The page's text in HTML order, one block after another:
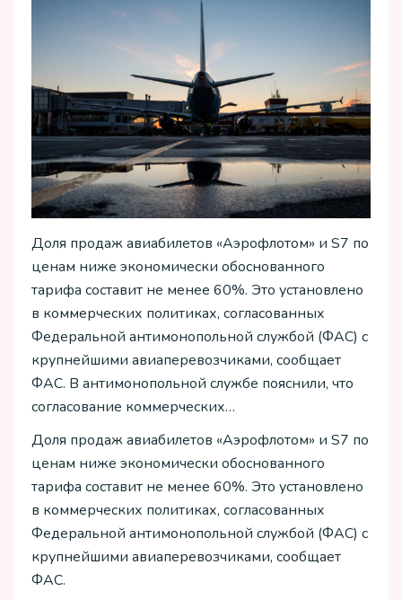
Доля продаж авиабилетов «Аэрофлотом» и S7 по
ценам ниже экономически обоснованного
тарифа составит не менее 60%. Это установлено
в коммерческих политиках, согласованных
Федеральной антимонопольной службой (ФАС) с
крупнейшими авиаперевозчиками, сообщает
ФАС. В антимонопольной службе пояснили, что
согласование коммерческих…
Доля продаж авиабилетов «Аэрофлотом» и S7 по
ценам ниже экономически обоснованного
тарифа составит не менее 60%. Это установлено
в коммерческих политиках, согласованных
Федеральной антимонопольной службой (ФАС) с
крупнейшими авиаперевозчиками, сообщает
ФАС.